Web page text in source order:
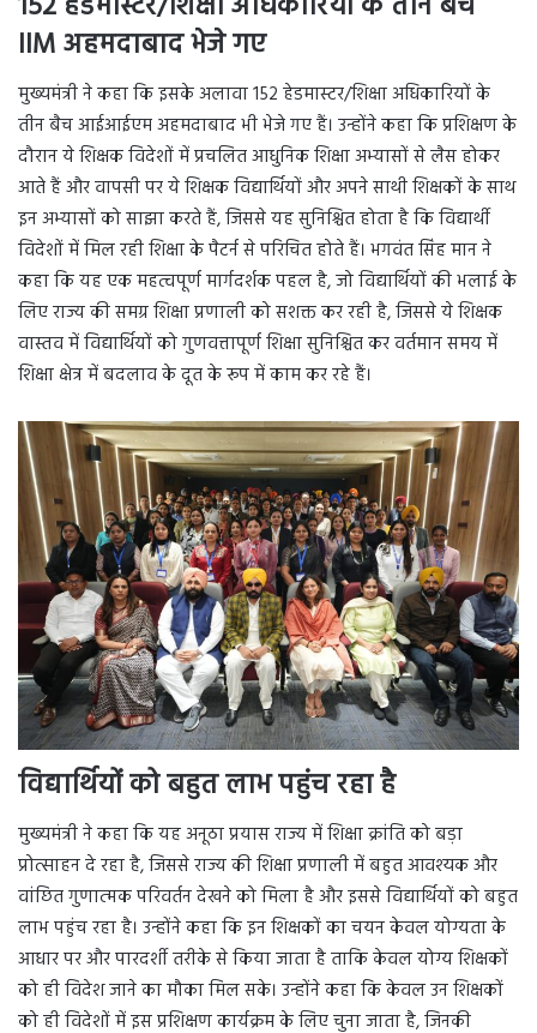
IIM अहमदाबाद भेजे गए
मुख्यमंत्री ने कहा कि इसके अलावा 152 हेडमास्टर/शिक्षा अधिकारियों के
तीन बैच आईआईएम अहमदाबाद भी भेजे गए हैं। उन्होंने कहा कि प्रशिक्षण के
दौरान ये शिक्षक विदेशों में प्रचलित आधुनिक शिक्षा अभ्यासों से लैस होकर
आते हैं और वापसी पर ये शिक्षक विद्यार्थियों और अपने साथी शिक्षकों के साथ
इन अभ्यासों को साझा करते हैं, जिससे यह सुनिश्चित होता है कि विद्यार्थी
विदेशों में मिल रही शिक्षा के पैटर्न से परिचित होते हैं। भगवंत सिंह मान ने
कहा कि यह एक महत्वपूर्ण मार्गदर्शक पहल है, जो विद्यार्थियों की भलाई के
लिए राज्य की समग्र शिक्षा प्रणाली को सशक्त कर रही है, जिससे ये शिक्षक
वास्तव में विद्यार्थियों को गुणवत्तापूर्ण शिक्षा सुनिश्चित कर वर्तमान समय में
शिक्षा क्षेत्र में बदलाव के दूत के रूप में काम कर रहे हैं।
विद्यार्थियों को बहुत लाभ पहुंच रहा है
मुख्यमंत्री ने कहा कि यह अनूठा प्रयास राज्य में शिक्षा क्रांति को बड़ा
प्रोत्साहन दे रहा है, जिससे राज्य की शिक्षा प्रणाली में बहुत आवश्यक और
वांछित गुणात्मक परिवर्तन देखने को मिला है और इससे विद्यार्थियों को बहुत
लाभ पहुंच रहा है। उन्होंने कहा कि इन शिक्षकों का चयन केवल योग्यता के
आधार पर और पारदर्शी तरीके से किया जाता है ताकि केवल योग्य शिक्षकों
को ही विदेश जाने का मौका मिल सके। उन्होंने कहा कि केवल उन शिक्षकों
को ही विदेशों में इस प्रशिक्षण कार्यक्रम के लिए चुना जाता है, जिनकी